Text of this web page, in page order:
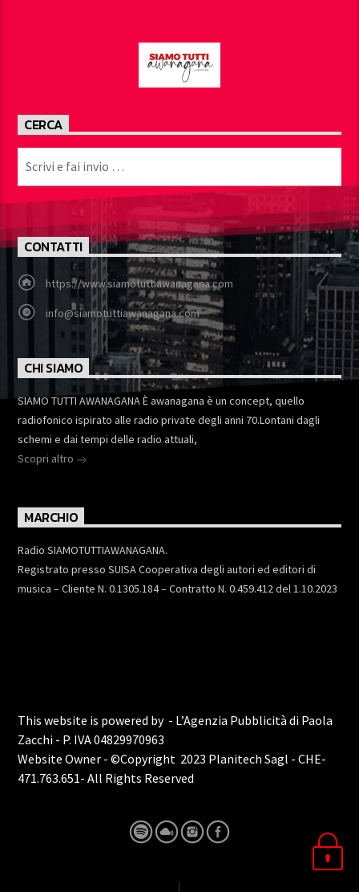
CERCA
CONTATTI
https://www.siamotuttiawanagana.com
info@siamotuttiawanagana.com
CHI SIAMO
SIAMO TUTTI AWANAGANA È awanagana è un concept, quello
radiofonico ispirato alle radio private degli anni 70.Lontani dagli
schemi e dai tempi delle radio attuali,
Scopri altro
MARCHIO
Radio SIAMOTUTTIAWANAGANA.
Registrato presso SUISA Cooperativa degli autori ed editori di
musica – Cliente N. 0.1305.184 – Contratto N. 0.459.412 del 1.10.2023
This website is powered by - L’Agenzia Pubblicità di Paola
Zacchi - P. IVA 04829970963
Website Owner - ©Copyright 2023 Planitech Sagl - CHE-
471.763.651- All Rights Reserved